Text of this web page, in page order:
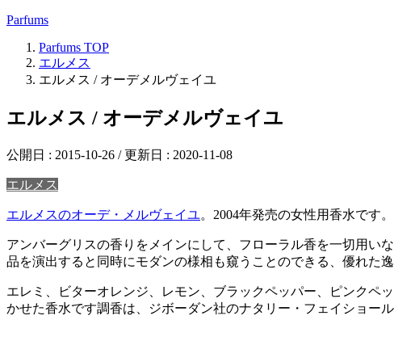
Parfums
Parfums TOP
エルメス
エルメス / オーデメルヴェイユ
エルメス / オーデメルヴェイユ
公開日 : 2015-10-26 / 更新日 : 2020-11-08
エルメス
エルメスのオーデ・メルヴェイユ。2004年発売の女性用香水です。
アンバーグリスの香りをメインにして、フローラル香を一切用い
品を演出すると同時にモダンの様相も窺うことのできる、優れた逸
エレミ、ビターオレンジ、レモン、ブラックペッパー、ピンクペ
かせた香水です調香は、ジボーダン社のナタリー・フェイショール